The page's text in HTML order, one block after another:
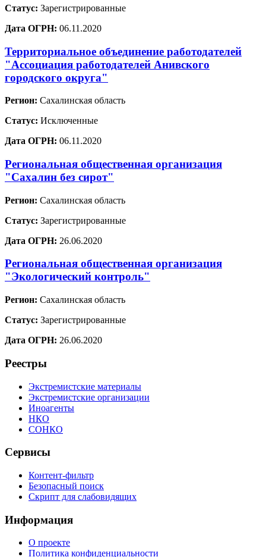
Статус: Зарегистрированные
Дата ОГРН: 06.11.2020
Территориальное объединение работодателей
"Ассоциация работодателей Анивского
городского округа"
Регион: Сахалинская область
Статус: Исключенные
Дата ОГРН: 06.11.2020
Региональная общественная организация
"Сахалин без сирот"
Регион: Сахалинская область
Статус: Зарегистрированные
Дата ОГРН: 26.06.2020
Региональная общественная организация
"Экологический контроль"
Регион: Сахалинская область
Статус: Зарегистрированные
Дата ОГРН: 26.06.2020
Реестры
Экстремистские материалы
Экстремистские организации
Иноагенты
НКО
СОНКО
Сервисы
Контент-фильтр
Безопасный поиск
Скрипт для слабовидящих
Информация
О проекте
Политика конфиденциальности